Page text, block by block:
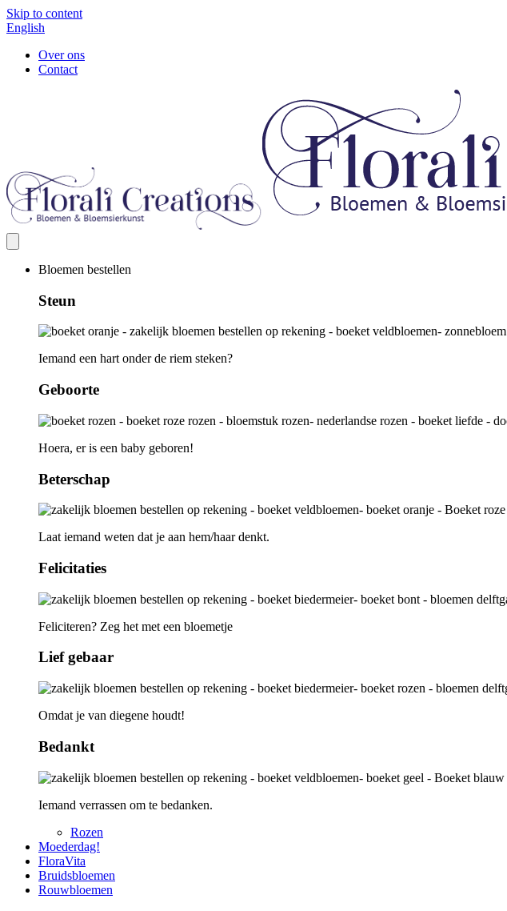
Skip to content
English
Over ons
Contact
Bloemen bestellen
Steun
Iemand een hart onder de riem steken?
Geboorte
Hoera, er is een baby geboren!
Beterschap
Laat iemand weten dat je aan hem/haar denkt.
Felicitaties
Feliciteren? Zeg het met een bloemetje
Lief gebaar
Omdat je van diegene houdt!
Bedankt
Iemand verrassen om te bedanken.
Rozen
Moederdag!
FloraVita
Bruidsbloemen
Rouwbloemen